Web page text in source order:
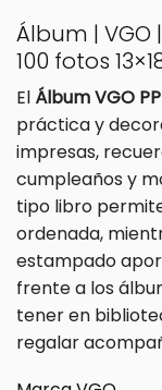
Álbum | VGO
100 fotos
El Álbum VGO
práctica y
impresas,
cumpleaños y
tipo libro
ordenada,
estampado
frente a los
tener en
regalar